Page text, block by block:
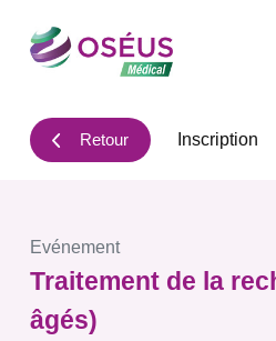
a
e
n
Retour Inscription
Evénement
Traitement de la
âgés)